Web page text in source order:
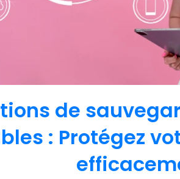
de
: Protégez